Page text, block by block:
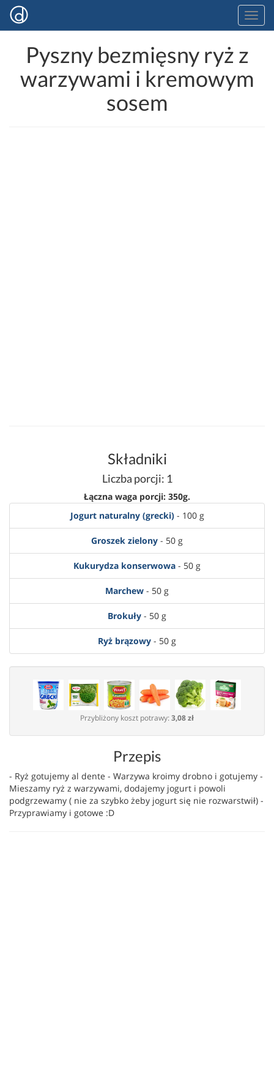
Pyszny bezmięsny ryż z
warzywami i kremowym
sosem
Składniki
Liczba porcji: 1
Łączna waga porcji: 350g.
Jogurt naturalny (grecki)- 100 g
Groszek zielony - 50 g
Kukurydza konserwowa - 50 g
Marchew - 50 g
Brokuły - 50 g
Ryż brązowy - 50 g
Przybliżony koszt potrawy:3,08 zł
Przepis
- Ryż gotujemy al dente - Warzywa kroimy drobno i gotujemy -
Mieszamy ryż z warzywami, dodajemy jogurt i powoli
podgrzewamy ( nie za szybko żeby jogurt się nie rozwarstwił) -
Przyprawiamy i gotowe :D